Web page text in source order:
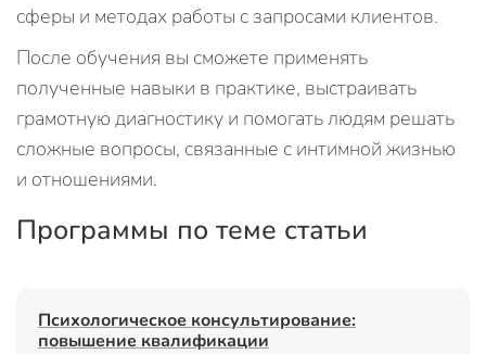
сферы и методах работы с запросами клиентов.
После обучения вы сможете применять
полученные навыки в практике, выстраивать
грамотную диагностику и помогать людям решать
сложные вопросы, связанные с интимной жизнью
и отношениями.
Программы по теме статьи
Психологическое консультирование:
повышение квалификации